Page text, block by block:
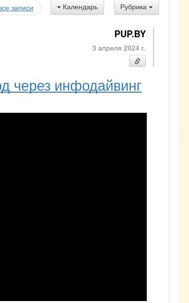
Рубрика
Календарь
записи
PUP.BY
3 апреля 2024 г.
через инфодайвинг